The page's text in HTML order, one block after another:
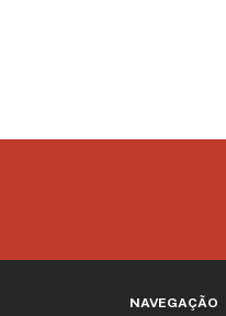
NAVEGAÇÃO